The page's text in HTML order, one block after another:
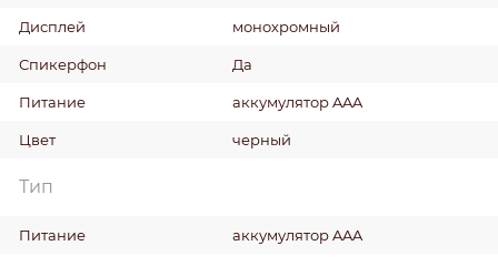
Дисплей монохромный
Спикерфон Да
Питание аккумулятор AAA
Цвет черный
Тип
Питание аккумулятор AAA